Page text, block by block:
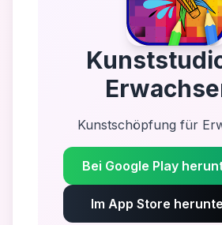
Kunstschöpfung für
Bei Google Play
Im App Store